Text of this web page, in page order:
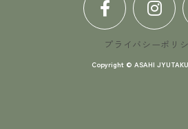
プライバシーポリ
Copyright © ASAHI